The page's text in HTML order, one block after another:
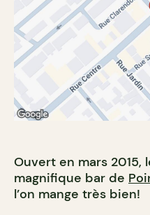
Ouvert en mars 2015,
magnifique bar de
l’on mange très bien!